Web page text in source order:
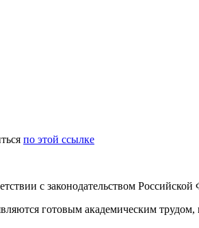
по этой ссылке
с законодательством Российской
готовым академическим